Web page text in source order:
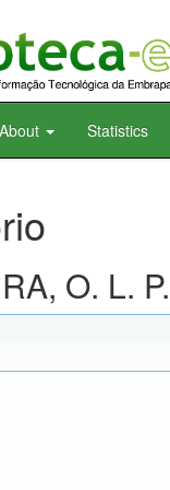
About Statistics
O. L.